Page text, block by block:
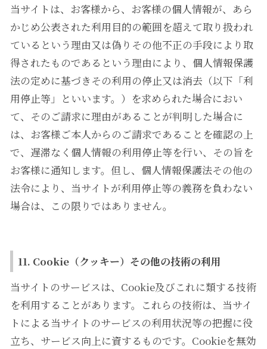
当サイトは、お客様から、お客様の個人情報が、あら
かじめ公表された利用目的の範囲を超えて取り扱われ
ているという理由又は偽りその他不正の手段により取
得されたものであるという理由により、個人情報保護
法の定めに基づきその利用の停止又は消去（以下「利
用停止等」といいます。）を求められた場合におい
て、そのご請求に理由があることが判明した場合に
は、お客様ご本人からのご請求であることを確認の上
で、遅滞なく個人情報の利用停止等を行い、その旨を
お客様に通知します。但し、個人情報保護法その他の
法令により、当サイトが利用停止等の義務を負わない
場合は、この限りではありません。
11. Cookie（クッキー）その他の技術の利用
当サイトのサービスは、Cookie及びこれに類する技術
を利用することがあります。これらの技術は、当サイ
トによる当サイトのサービスの利用状況等の把握に役
立ち、サービス向上に資するものです。Cookieを無効